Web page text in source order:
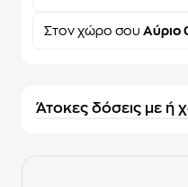
Στον χώρο σου Αύριο
Άτοκες δόσεις με ή